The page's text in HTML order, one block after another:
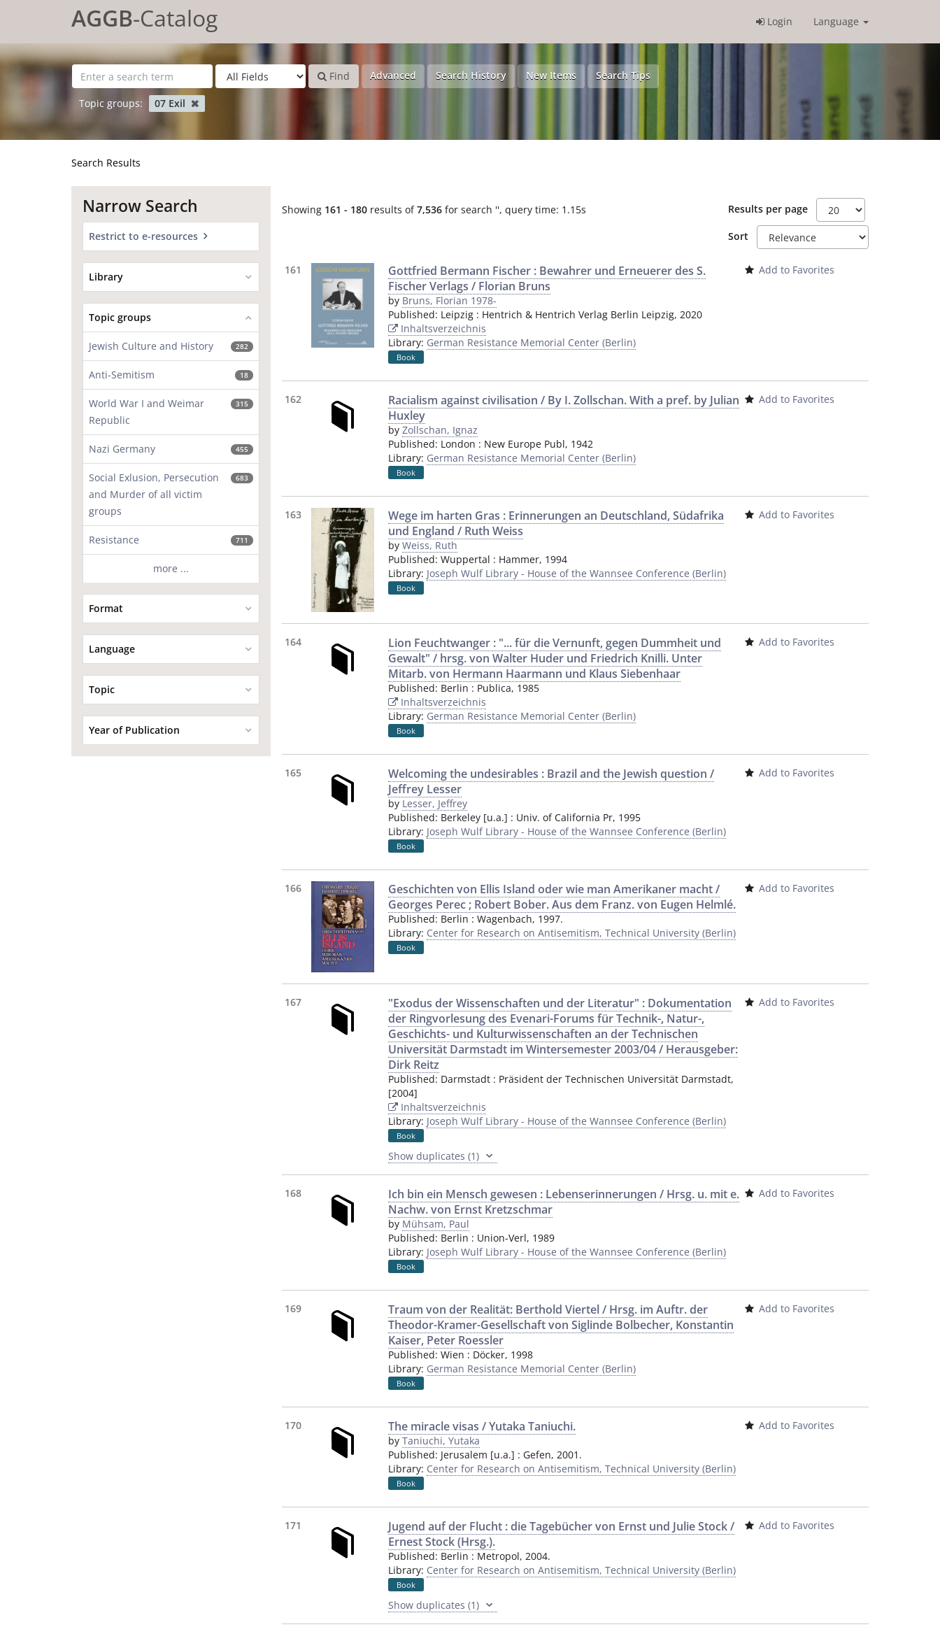
for search '
AGGB-Catalog Login Language
Find Advanced Search History New Items Search Tips
Topic groups: 07 Exil
Search Results
Showing 161 - 180 results of7,536 for search '', query time: 1.15s Results per page
Sort
161
Gottfried Bermann Fischer : Bewahrer und Erneuerer des S.
Fischer Verlags / Florian Bruns
by Bruns, Florian 1978-
Published: Leipzig : Hentrich & Hentrich Verlag Berlin Leipzig, 2020
Inhaltsverzeichnis
Library: German Resistance Memorial Center (Berlin)
Book
Add to Favorites
162
Racialism against civilisation / By I. Zollschan. With a pref. by Julian
Huxley
by Zollschan, Ignaz
Published: London : New Europe Publ, 1942
Library: German Resistance Memorial Center (Berlin)
Book
Add to Favorites
163
Wege im harten Gras : Erinnerungen an Deutschland, Südafrika
und England / Ruth Weiss
by Weiss, Ruth
Published: Wuppertal : Hammer, 1994
Library: Joseph Wulf Library - House of the Wannsee Conference (Berlin)
Book
Add to Favorites
164
Lion Feuchtwanger : "... für die Vernunft, gegen Dummheit und
Gewalt" / hrsg. von Walter Huder und Friedrich Knilli. Unter
Mitarb. von Hermann Haarmann und Klaus Siebenhaar
Published: Berlin : Publica, 1985
Inhaltsverzeichnis
Library: German Resistance Memorial Center (Berlin)
Book
Add to Favorites
165
Welcoming the undesirables : Brazil and the Jewish question /
Jeffrey Lesser
by Lesser, Jeffrey
Published: Berkeley [u.a.] : Univ. of California Pr, 1995
Library: Joseph Wulf Library - House of the Wannsee Conference (Berlin)
Book
Add to Favorites
166
Geschichten von Ellis Island oder wie man Amerikaner macht /
Georges Perec ; Robert Bober. Aus dem Franz. von Eugen Helmlé.
Published: Berlin : Wagenbach, 1997.
Library: Center for Research on Antisemitism, Technical University (Berlin)
Book
Add to Favorites
167
"Exodus der Wissenschaften und der Literatur" : Dokumentation
der Ringvorlesung des Evenari-Forums für Technik-, Natur-,
Geschichts- und Kulturwissenschaften an der Technischen
Universität Darmstadt im Wintersemester 2003/04 / Herausgeber:
Dirk Reitz
Published: Darmstadt : Präsident der Technischen Universität Darmstadt,
[2004]
Inhaltsverzeichnis
Library: Joseph Wulf Library - House of the Wannsee Conference (Berlin)
Book
Show duplicates (1)
Add to Favorites
168
Ich bin ein Mensch gewesen : Lebenserinnerungen / Hrsg. u. mit e.
Nachw. von Ernst Kretzschmar
by Mühsam, Paul
Published: Berlin : Union-Verl, 1989
Library: Joseph Wulf Library - House of the Wannsee Conference (Berlin)
Book
Add to Favorites
169
Traum von der Realität: Berthold Viertel / Hrsg. im Auftr. der
Theodor-Kramer-Gesellschaft von Siglinde Bolbecher, Konstantin
Kaiser, Peter Roessler
Published: Wien : Döcker, 1998
Library: German Resistance Memorial Center (Berlin)
Book
Add to Favorites
170 The miracle visas / Yutaka Taniuchi.
by Taniuchi, Yutaka
Published: Jerusalem [u.a.] : Gefen, 2001.
Library: Center for Research on Antisemitism, Technical University (Berlin)
Book
Add to Favorites
171
Jugend auf der Flucht : die Tagebücher von Ernst und Julie Stock /
Ernest Stock (Hrsg.).
Published: Berlin : Metropol, 2004.
Library: Center for Research on Antisemitism, Technical University (Berlin)
Book
Show duplicates (1)
Add to Favorites
Narrow Search
Restrict to e-resources
Library
Topic groups
Jewish Culture and History 282
Anti-Semitism 18
World War I and Weimar
Republic
315
Nazi Germany 455
Social Exlusion, Persecution
and Murder of all victim
groups
683
Resistance 711
more ...
Format
Language
Topic
Year of Publication